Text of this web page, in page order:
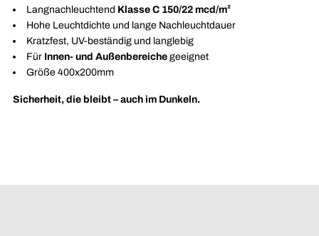
Langnachleuchtend Klasse C 150/22 mcd/m²
Hohe Leuchtdichte und lange Nachleuchtdauer
Kratzfest, UV-beständig und langlebig
Für Innen- und Außenbereiche geeignet
Größe 400x200mm
Sicherheit, die bleibt – auch im Dunkeln.